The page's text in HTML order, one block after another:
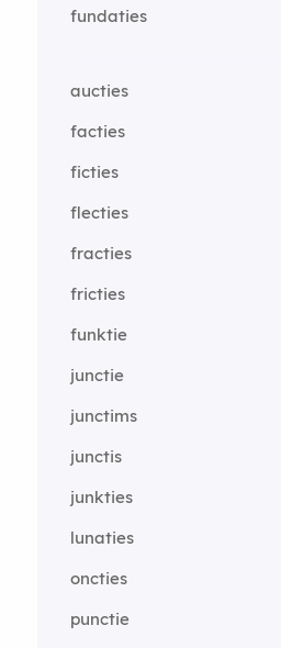
fundaties
aucties
facties
ficties
flecties
fracties
fricties
funktie
junctie
junctims
junctis
junkties
lunaties
oncties
punctie